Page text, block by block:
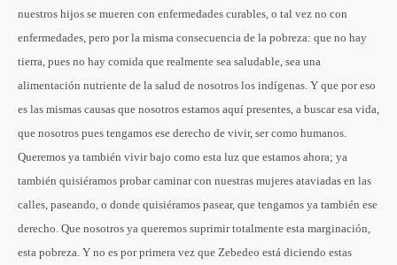
nuestros hijos se mueren con enfermedades curables, o tal vez no con
enfermedades, pero por la misma consecuencia de la pobreza: que no hay
tierra, pues no hay comida que realmente sea saludable, sea una
alimentación nutriente de la salud de nosotros los indígenas. Y que por eso
es las mismas causas que nosotros estamos aquí presentes, a buscar esa vida,
que nosotros pues tengamos ese derecho de vivir, ser como humanos.
Queremos ya también vivir bajo como esta luz que estamos ahora; ya
también quisiéramos probar caminar con nuestras mujeres ataviadas en las
calles, paseando, o donde quisiéramos pasear, que tengamos ya también ese
derecho. Que nosotros ya queremos suprimir totalmente esta marginación,
esta pobreza. Y no es por primera vez que Zebedeo está diciendo estas